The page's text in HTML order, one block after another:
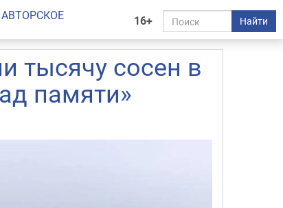
16+ Найти
АВТОРСКОЕ
тысячу сосен в
памяти»